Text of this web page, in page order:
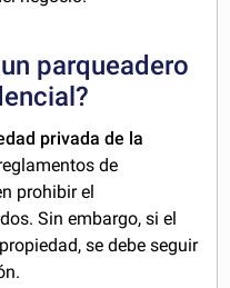
parqueadero
privada de la
de
prohibir el
Sin embargo, si el
se debe seguir